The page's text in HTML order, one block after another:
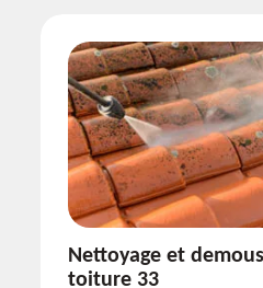
Etanchéité toiture 33